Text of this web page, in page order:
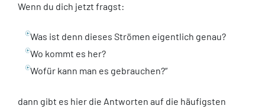
Wenn du dich jetzt fragst:
Was ist denn dieses Strömen eigentlich genau?
Wo kommt es her?
Wofür kann man es gebrauchen?“
dann gibt es hier die Antworten auf die häufigsten